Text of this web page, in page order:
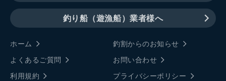
釣り船（遊漁船）業者様へ
ホーム
釣割からのお知らせ
よくあるご質問
お問い合わせ
利用規約
プライバシーポリシー